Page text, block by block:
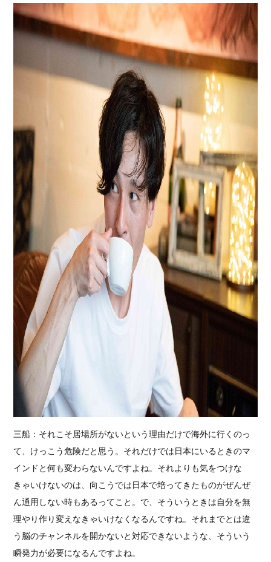
三船：それこそ居場所がないという理由だけで海外に行くのっ
て、けっこう危険だと思う。それだけでは日本にいるときのマ
インドと何も変わらないんですよね。それよりも気をつけな
きゃいけないのは、向こうでは日本で培ってきたものがぜんぜ
ん通用しない時もあるってこと。で、そういうときは自分を無
理やり作り変えなきゃいけなくなるんですね。それまでとは違
う脳のチャンネルを開かないと対応できないような、そういう
瞬発力が必要になるんですよね。